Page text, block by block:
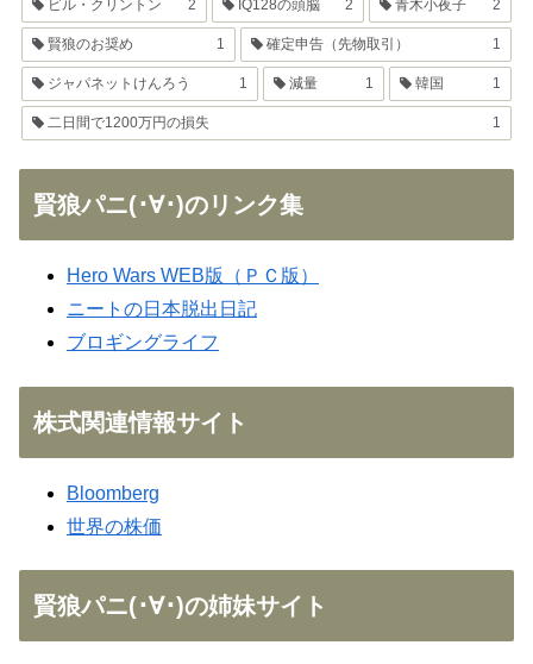
ビル・クリントン 2 IQ128の頭脳 2 青木小夜子 2
賢狼のお奨め 1 確定申告（先物取引） 1
ジャパネットけんろう 1 減量 1 韓国 1
二日間で1200万円の損失 1
賢狼パニ(･∀･)のリンク集
Hero Wars WEB版（ＰＣ版）
ニートの日本脱出日記
ブロギングライフ
株式関連情報サイト
Bloomberg
世界の株価
賢狼パニ(･∀･)の姉妹サイト